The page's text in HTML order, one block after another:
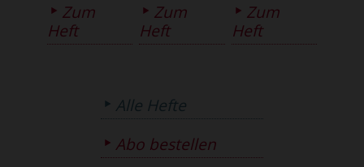
Zum
Heft
Zum
Heft
Zum
Heft
Alle Hefte
Abo bestellen